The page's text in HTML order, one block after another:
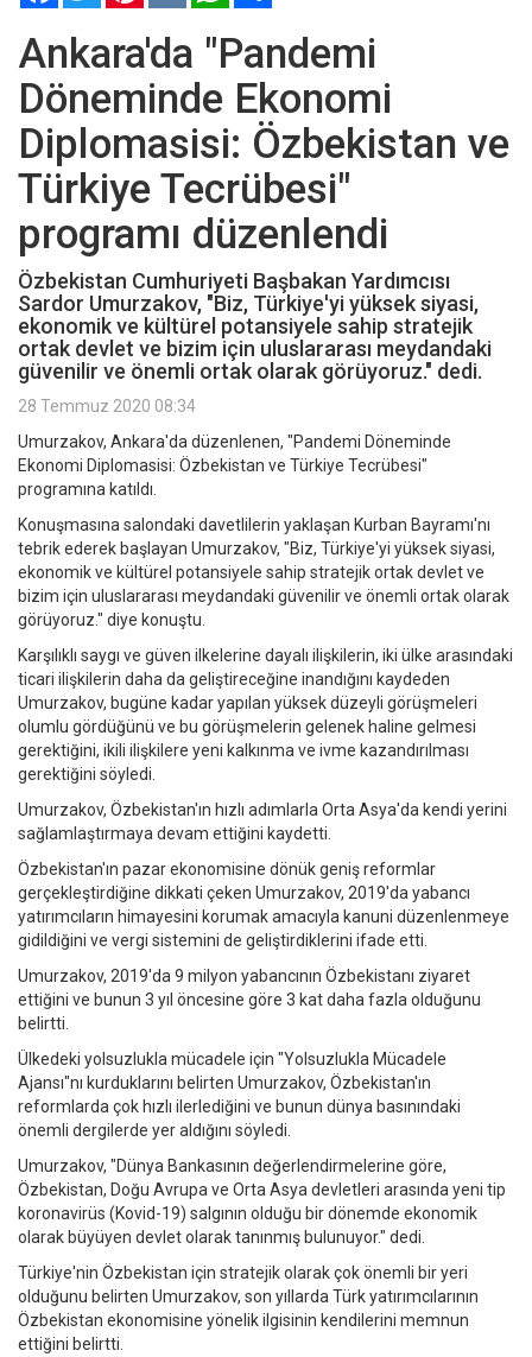
Ankara'da "Pandemi
Döneminde Ekonomi
Diplomasisi: Özbekistan ve
Türkiye Tecrübesi"
programı düzenlendi
Özbekistan Cumhuriyeti Başbakan Yardımcısı
Sardor Umurzakov, "Biz, Türkiye'yi yüksek siyasi,
ekonomik ve kültürel potansiyele sahip stratejik
ortak devlet ve bizim için uluslararası meydandaki
güvenilir ve önemli ortak olarak görüyoruz." dedi.
28 Temmuz 2020 08:34
Umurzakov, Ankara'da düzenlenen, "Pandemi Döneminde
Ekonomi Diplomasisi: Özbekistan ve Türkiye Tecrübesi"
programına katıldı.
Konuşmasına salondaki davetlilerin yaklaşan Kurban Bayramı'nı
tebrik ederek başlayan Umurzakov, "Biz, Türkiye'yi yüksek siyasi,
ekonomik ve kültürel potansiyele sahip stratejik ortak devlet ve
bizim için uluslararası meydandaki güvenilir ve önemli ortak olarak
görüyoruz." diye konuştu.
Karşılıklı saygı ve güven ilkelerine dayalı ilişkilerin, iki ülke arasındaki
ticari ilişkilerin daha da geliştireceğine inandığını kaydeden
Umurzakov, bugüne kadar yapılan yüksek düzeyli görüşmeleri
olumlu gördüğünü ve bu görüşmelerin gelenek haline gelmesi
gerektiğini, ikili ilişkilere yeni kalkınma ve ivme kazandırılması
gerektiğini söyledi.
Umurzakov, Özbekistan'ın hızlı adımlarla Orta Asya'da kendi yerini
sağlamlaştırmaya devam ettiğini kaydetti.
Özbekistan'ın pazar ekonomisine dönük geniş reformlar
gerçekleştirdiğine dikkati çeken Umurzakov, 2019'da yabancı
yatırımcıların himayesini korumak amacıyla kanuni düzenlenmeye
gidildiğini ve vergi sistemini de geliştirdiklerini ifade etti.
Umurzakov, 2019'da 9 milyon yabancının Özbekistanı ziyaret
ettiğini ve bunun 3 yıl öncesine göre 3 kat daha fazla olduğunu
belirtti.
Ülkedeki yolsuzlukla mücadele için "Yolsuzlukla Mücadele
Ajansı"nı kurduklarını belirten Umurzakov, Özbekistan'ın
reformlarda çok hızlı ilerlediğini ve bunun dünya basınındaki
önemli dergilerde yer aldığını söyledi.
Umurzakov, "Dünya Bankasının değerlendirmelerine göre,
Özbekistan, Doğu Avrupa ve Orta Asya devletleri arasında yeni tip
koronavirüs (Kovid-19) salgının olduğu bir dönemde ekonomik
olarak büyüyen devlet olarak tanınmış bulunuyor." dedi.
Türkiye'nin Özbekistan için stratejik olarak çok önemli bir yeri
olduğunu belirten Umurzakov, son yıllarda Türk yatırımcılarının
Özbekistan ekonomisine yönelik ilgisinin kendilerini memnun
ettiğini belirtti.